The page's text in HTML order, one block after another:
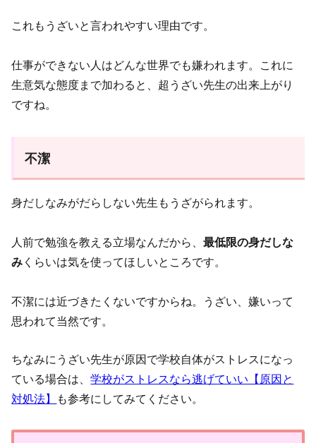
これもうざいと言われやすい理由です。
仕事ができない人はどんな世界でも嫌われます。これに
生意気な態度まで加わると、超うざい先生の出来上がり
ですね。
不潔
身だしなみがだらしない先生もうざがられます。
人前で勉強を教える立場なんだから、最低限の身だしな
み くらいは気を使ってほしいところです。
不潔には近づきたくないですからね。うざい、嫌いって
思われて当然です。
ちなみにうざい先生が原因で学校自体がストレスになっ
ている場合は、学校がストレスなら逃げていい【原因と
対処法】
も参考にしてみてください。